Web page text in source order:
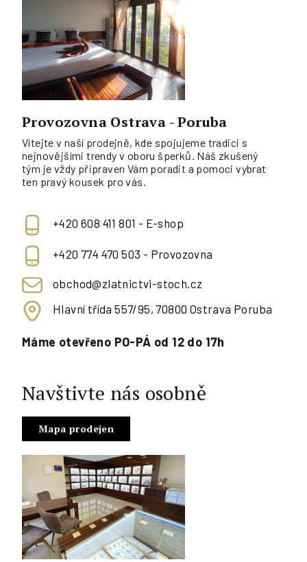
Provozovna Ostrava - Poruba
Vítejte v naší prodejně, kde spojujeme tradici s
nejnovějšími trendy v oboru šperků. Náš zkušený
tým je vždy připraven Vám poradit a pomoci vybrat
ten pravý kousek pro vás.
+420 608 411 801 - E-shop
+420 774 470 503 - Provozovna
obchod@zlatnictvi-stoch.cz
Hlavní třída 557/95, 70800 Ostrava Poruba
Máme otevřeno PO-PÁ od 12 do 17h
Navštivte nás osobně
Mapa prodejen